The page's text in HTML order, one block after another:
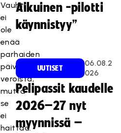
Vauhti
ei
ole
enää
parhaiden
päivien
veroista,
mutta
se
ei
haittaa.
Aikuinen -pilotti
käynnistyy”
UUTISET
06.08.2
026
Pelipassit kaudelle
2026–27 nyt
myynnissä –